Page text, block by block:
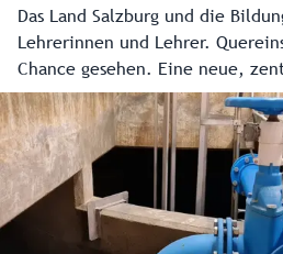
Das Land Salzburg und die
Lehrerinnen und Lehrer.
Chance gesehen. Eine neue,
Interessierte individuell und
Lehrberuf einsteigen kann. Hier